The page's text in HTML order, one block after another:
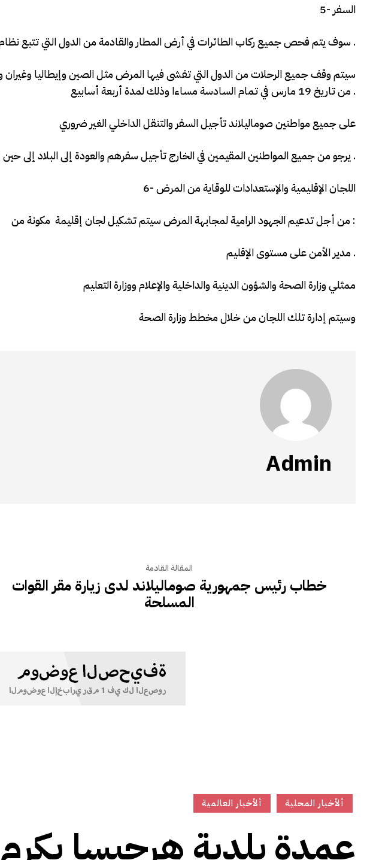
5- السفر
سوف يتم فحص جميع ركاب الطائرات في أرض المطار والقادمة من الدول التي تتبع نظام طبي غير معتمد .
سيتم وقف جميع الرحلات من الدول التي تفشى فيها المرض مثل الصين وإيطاليا وغيران
من تاريخ 19 مارس في تمام السادسة مساءا وذلك لمدة أربعة أسابيع .
على جميع مواطنين صوماليلاند تأجيل السفر والتنقل الداخلي الغير ضروري
يرجو من جميع المواطنين المقيمين في الخارج تأجيل سفرهم والعودة إلى البلاد إلى حين إنتهاء هذه الأزمة العالمية .
6- اللجان الإقليمية والإستعدادات للوقاية من المرض
من أجل تدعيم الجهود الرامية لمجابهة المرض سيتم تشكيل لجان إقليمة مكونة من :
مدير الأمن على مستوى الإقليم .
ممثلي وزارة الصحة والشؤون الدينية والداخلية والإعلام ووزارة التعليم
وسيتم إدارة تلك اللجان من خلال مخطط وزارة الصحة
Admin
المقالة القادمة
خطاب رئيس جمهورية صوماليلاند لدى زيارة مقر القوات
المسلحة